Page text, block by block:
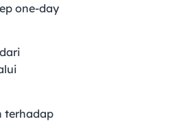
one-day
terhadap